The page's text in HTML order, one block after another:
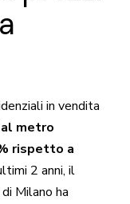
in vendita
metro
rispetto a
2 anni, il
Milano ha